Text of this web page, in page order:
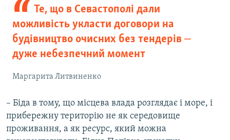
Те, що в Севастополі дали
можливість укласти договори на
будівництво очисних без тендерів ‒
дуже небезпечний момент
Маргарита Литвиненко
– Біда в тому, що місцева влада розглядає і море, і
прибережну територію не як середовище
проживання, а як ресурс, який можна